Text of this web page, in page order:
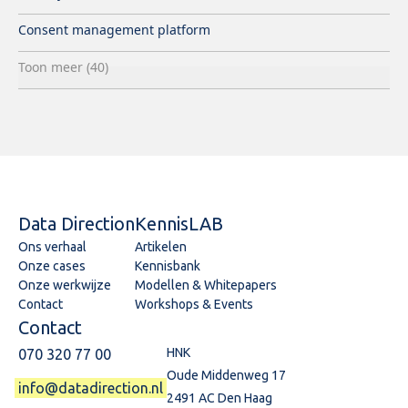
Consent management platform
Toon meer (40)
Data Direction
Ons verhaal
Onze cases
Onze werkwijze
Contact
KennisLAB
Artikelen
Kennisbank
Modellen & Whitepapers
Workshops & Events
Contact
HNK
Oude Middenweg 17
2491 AC Den Haag
070 320 77 00
info@datadirection.nl